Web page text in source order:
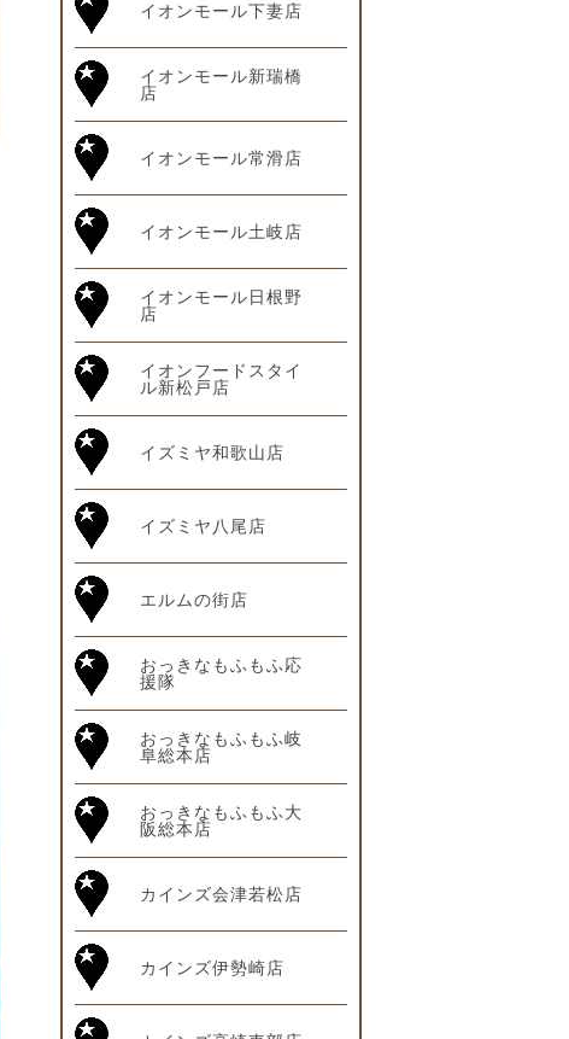
イオンモール下妻店
イオンモール新瑞橋
店
イオンモール常滑店
イオンモール土岐店
イオンモール日根野
店
イオンフードスタイ
ル新松戸店
イズミヤ和歌山店
イズミヤ八尾店
エルムの街店
おっきなもふもふ応
援隊
おっきなもふもふ岐
阜総本店
おっきなもふもふ大
阪総本店
カインズ会津若松店
カインズ伊勢崎店